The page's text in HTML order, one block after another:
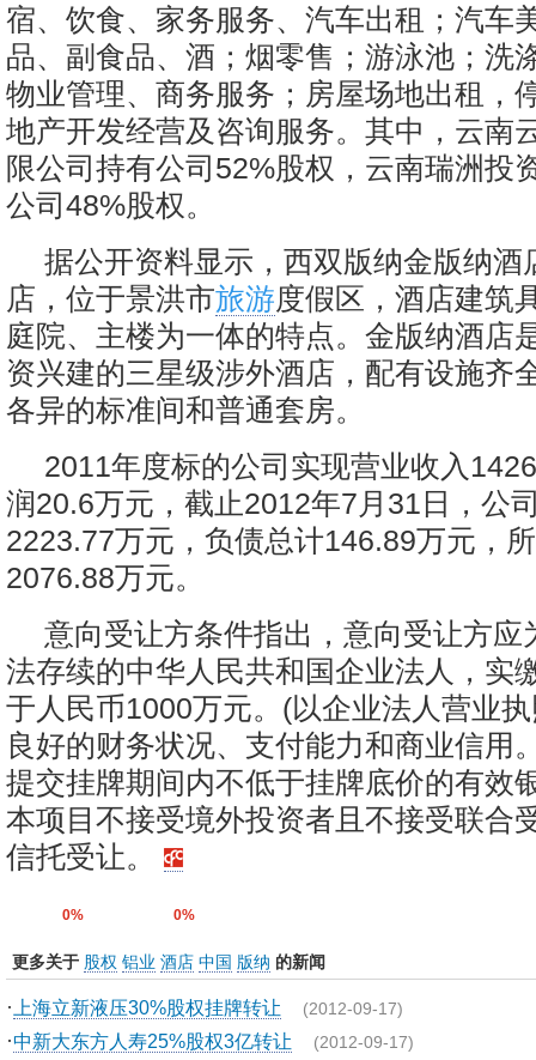
宿、饮食、家务服务、汽车出租；汽车
品、副食品、酒；烟零售；游泳池；洗
物业管理、商务服务；房屋场地出租，
地产开发经营及咨询服务。其中，云南
限公司持有公司52%股权，云南瑞洲投
公司48%股权。
据公开资料显示，西双版纳金版纳酒
店，位于景洪市旅游度假区，酒店建筑
庭院、主楼为一体的特点。金版纳酒店
资兴建的三星级涉外酒店，配有设施齐
各异的标准间和普通套房。
2011年度标的公司实现营业收入
润20.6万元，截止2012年7月31日，公
2223.77万元，负债总计146.89万元，
2076.88万元。
意向受让方条件指出，意向受让方应
法存续的中华人民共和国企业法人，实
于人民币1000万元。(以企业法人营业
良好的财务状况、支付能力和商业信用
提交挂牌期间内不低于挂牌底价的有效
本项目不接受境外投资者且不接受联合
信托受让。
0% 0%
更多关于 股权 铝业 酒店 中国 版纳 的新闻
· 上海立新液压30%股权挂牌转让 (2012-09-17)
·中新大东方人寿25%股权3亿转让 (2012-09-17)